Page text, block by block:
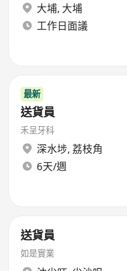
大埔, 大埔
工作日面議
最新
送貨員
禾呈牙科
深水埗, 荔枝角
6天/週
送貨員
如是實業